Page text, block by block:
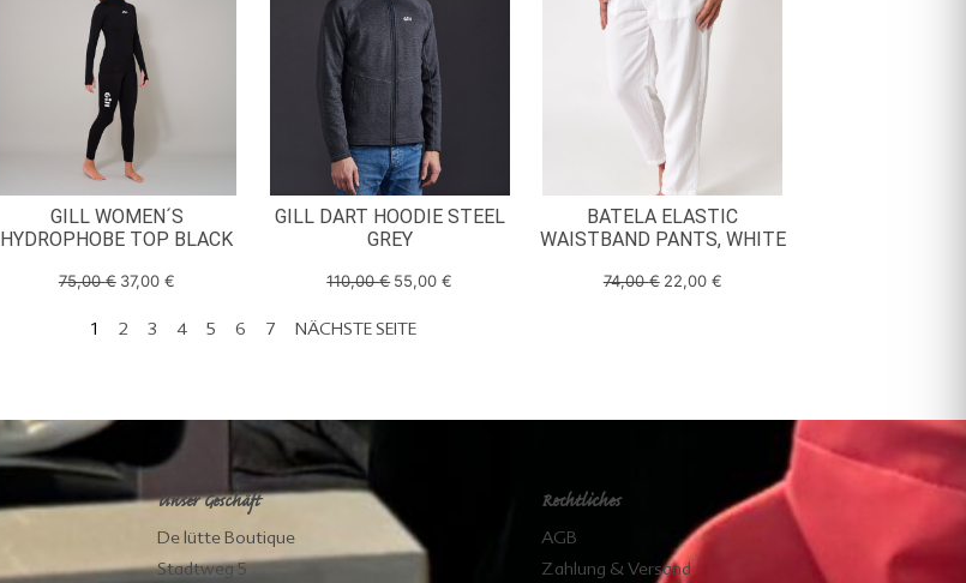
GILL WOMEN´S
HYDROPHOBE TOP BLACK
75,00€ 37,00 €
GILL DART HOODIE STEEL
GREY
110,00€ 55,00€
BATELA ELASTIC
WAISTBAND PANTS, WHITE
74,00€ 22,00 €
1 2 3 4 5 6 7 NÄCHSTE SEITE
Unser Geschäft
De lütte Boutique
Stadtweg 5
Rechtliches
AGB
Zahlung & Versand